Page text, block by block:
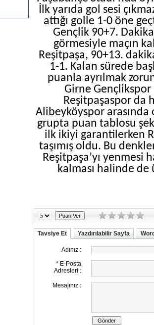
İlk yarıda gol sesi
attığı golle 1-0 öne
Gençlik 90+7.
görmesiyle maçın
Reşitpaşa, 90+13.
1-1. Kalan sürede
puanla ayrılmak
Girne Gençlikspor
Reşitpaşaspor da
Alibeyköyspor arasında
grupta puan tablosu
ilk ikiyi garantilerken
taşımış oldu. Bu
Reşitpaşa’yı
kalması halinde
Tavsiye Et Yazdırılabilir Sayfa